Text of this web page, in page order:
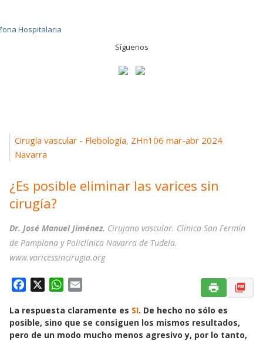
Síguenos
Cirugía vascular - Flebología, ZHn106 mar-abr 2024
Navarra
¿Es posible eliminar las varices sin
cirugía?
Dr. José Manuel Jiménez. Cirujano vascular. Clínica San Fermín
de Pamplona y Policlínica Navarra de Tudela.
www.varicessincirugia.org
c
e
W
a
t
a
i
La respuesta claramente es SI. De hecho no sólo es
posible, sino que se consiguen los mismos resultados,
pero de un modo mucho menos agresivo y, por lo tanto,